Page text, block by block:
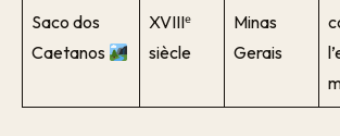
Saco dos
Caetanos
XVIIIᵉ
siècle
Minas
Gerais